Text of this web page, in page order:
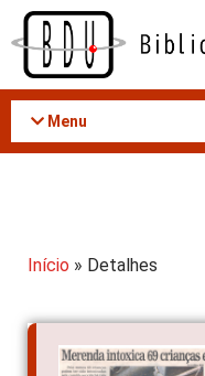
Acessar
conteúdo
Menu
Início » Detalhes